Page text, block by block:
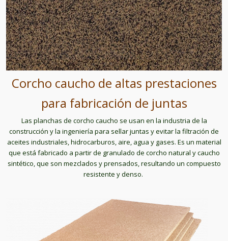
Corcho caucho de altas prestaciones
para fabricación de juntas
Las planchas de corcho caucho se usan en la industria de la
construcción y la ingeniería para sellar juntas y evitar la filtración de
aceites industriales, hidrocarburos, aire, agua y gases. Es un material
que está fabricado a partir de granulado de corcho natural y caucho
sintético, que son mezclados y prensados, resultando un compuesto
resistente y denso.